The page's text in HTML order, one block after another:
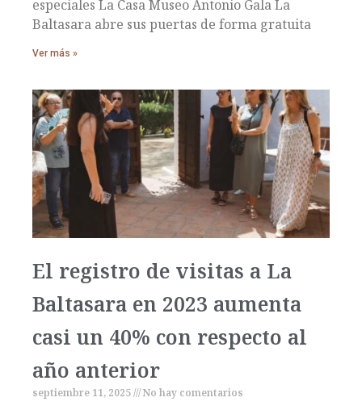
especiales La Casa Museo Antonio Gala La
Baltasara abre sus puertas de forma gratuita
Ver más »
El registro de visitas a La
Baltasara en 2023 aumenta
casi un 40% con respecto al
año anterior
septiembre 11, 2025 No hay comentarios